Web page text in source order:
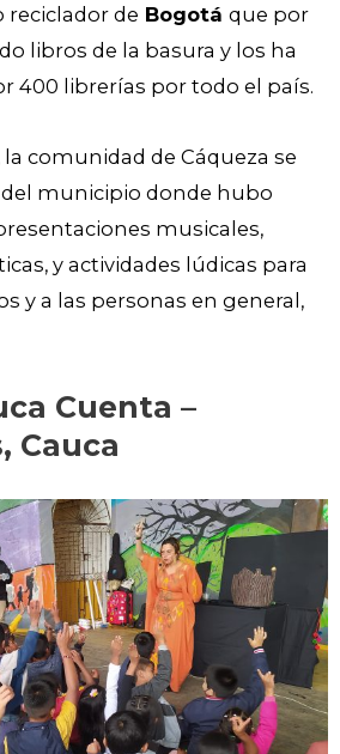
reciclador de Bogotá que por
libros de la basura y los ha
400 librerías por todo el país.
comunidad de Cáqueza se
municipio donde hubo
musicales,
y actividades lúdicas para
y a las personas en general,
Cuenta –
Cauca